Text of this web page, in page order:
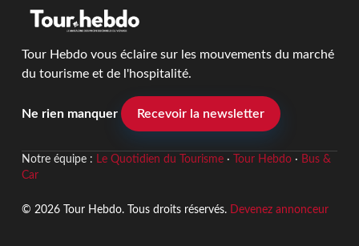
Tour Hebdo vous éclaire sur les mouvements du marché
du tourisme et de l'hospitalité.
Ne rien manquer Recevoir la newsletter
Notre équipe : Le Quotidien du Tourisme· Tour Hebdo· Bus &
Car
© 2026 Tour Hebdo. Tous droits réservés. Devenez annonceur